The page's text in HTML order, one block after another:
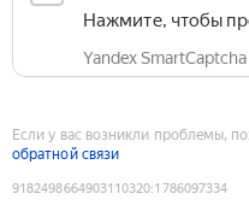
Нажмите, чтобы
Yandex SmartCaptcha
Если у вас возникли проблемы,
обратной связи
9182498664903110320:1786097334